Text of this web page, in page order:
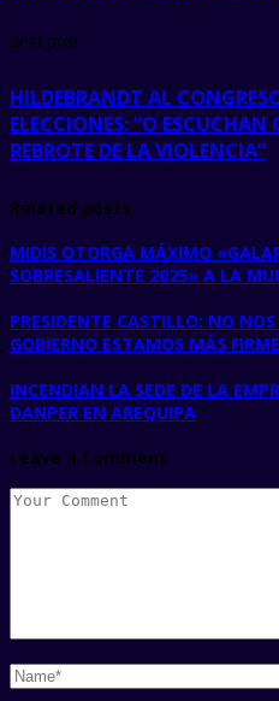
next post
HILDEBRANDT AL
ELECCIONES: “O ESCUCHAN
REBROTE DE LA VIOLENCIA”
Related posts
MIDIS OTORGA MÁXIMO
SOBRESALIENTE 2025» A LA
PRESIDENTE CASTILLO: NO
GOBIERNO ESTAMOS MÁS
INCENDIAN LA SEDE DE LA
DANPER EN AREQUIPA
Leave a Comment